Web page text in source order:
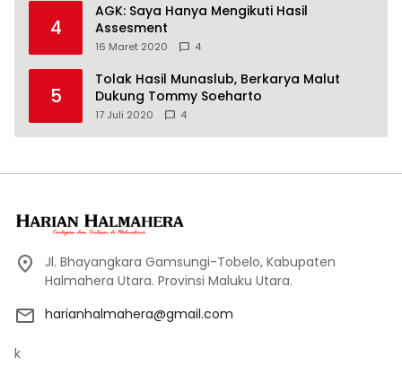
4
AGK: Saya Hanya Mengikuti Hasil
Assesment
16 Maret 2020 4
5
Tolak Hasil Munaslub, Berkarya Malut
Dukung Tommy Soeharto
17 Juli 2020 4
Jl. Bhayangkara Gamsungi-Tobelo, Kabupaten
Halmahera Utara. Provinsi Maluku Utara.
harianhalmahera@gmail.com
k